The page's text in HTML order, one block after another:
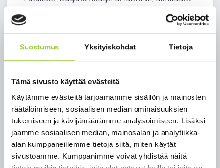
Suostumus Yksityiskohdat Tietoja
Tämä sivusto käyttää evästeitä
Käytämme evästeitä tarjoamamme sisällön ja mainosten
räätälöimiseen, sosiaalisen median ominaisuuksien
tukemiseen ja kävijämäärämme analysoimiseen. Lisäksi
jaamme sosiaalisen median, mainosalan ja analytiikka-
alan kumppaneillemme tietoja siitä, miten käytät
sivustoamme. Kumppanimme voivat yhdistää näitä
myös Nuasjärven puolelle.
on avoinna Paltamon pääkirjastossa 3.8. - 30.8.
aukioloaikoina.
- Olemme viettäneet lukemattomia upeita hetkiä nauttien
seurasta. Oulujärven retkeilyalueen saaret ovat tulleet
aavat järvenselät ovat vaativia ylitettäviä. Sääolosuhteet on
Oulujärven Melojat kouluttaa ja
opastaa melojia, kertoo
Sinikka Rantalankila,
jonka
maalaamia tauluja näyttelyssä on esillä.